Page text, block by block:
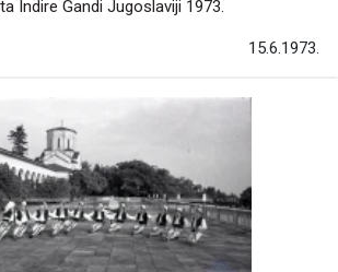
Indire Gandi Jugoslaviji 1973.
15.6.1973.